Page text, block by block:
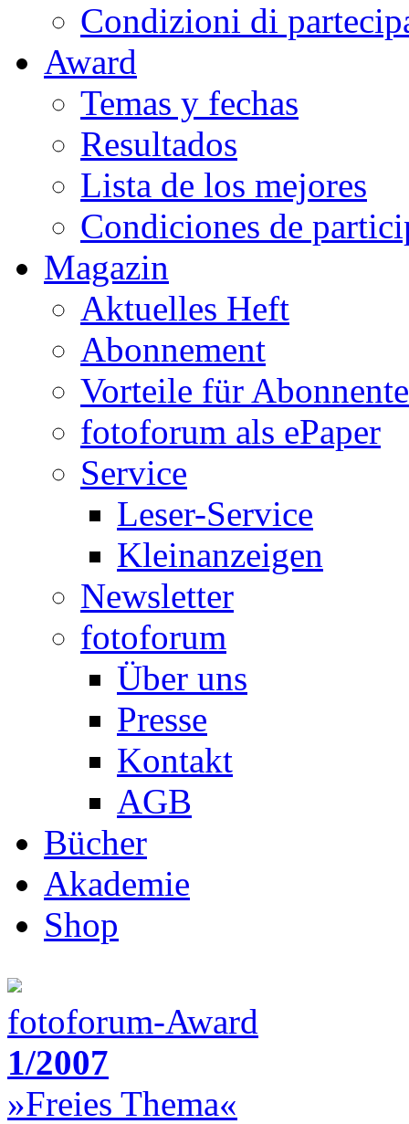
Condizioni di
Award
Temas y fechas
Resultados
Lista de los mejores
Condiciones de
Magazin
Aktuelles Heft
Abonnement
Vorteile für
fotoforum als ePaper
Service
Leser-Service
Kleinanzeigen
Newsletter
fotoforum
Über uns
Presse
Kontakt
AGB
Bücher
Akademie
Shop
fotoforum-Award
1/2007
»Freies Thema«